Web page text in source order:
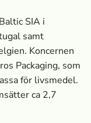
SIA i
samt
Koncernen
Packaging, som
för livsmedel.
ca 2,7